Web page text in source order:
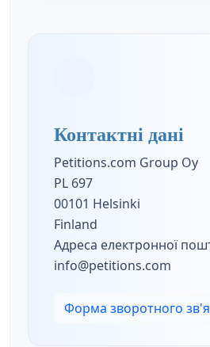
Контактні дані
Petitions.com Group Oy
PL 697
00101 Helsinki
Finland
Адреса електронної
info@petitions.com
Форма зворотного